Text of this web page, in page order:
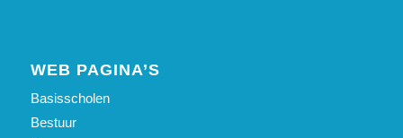
WEB PAGINA’S
Basisscholen
Bestuur